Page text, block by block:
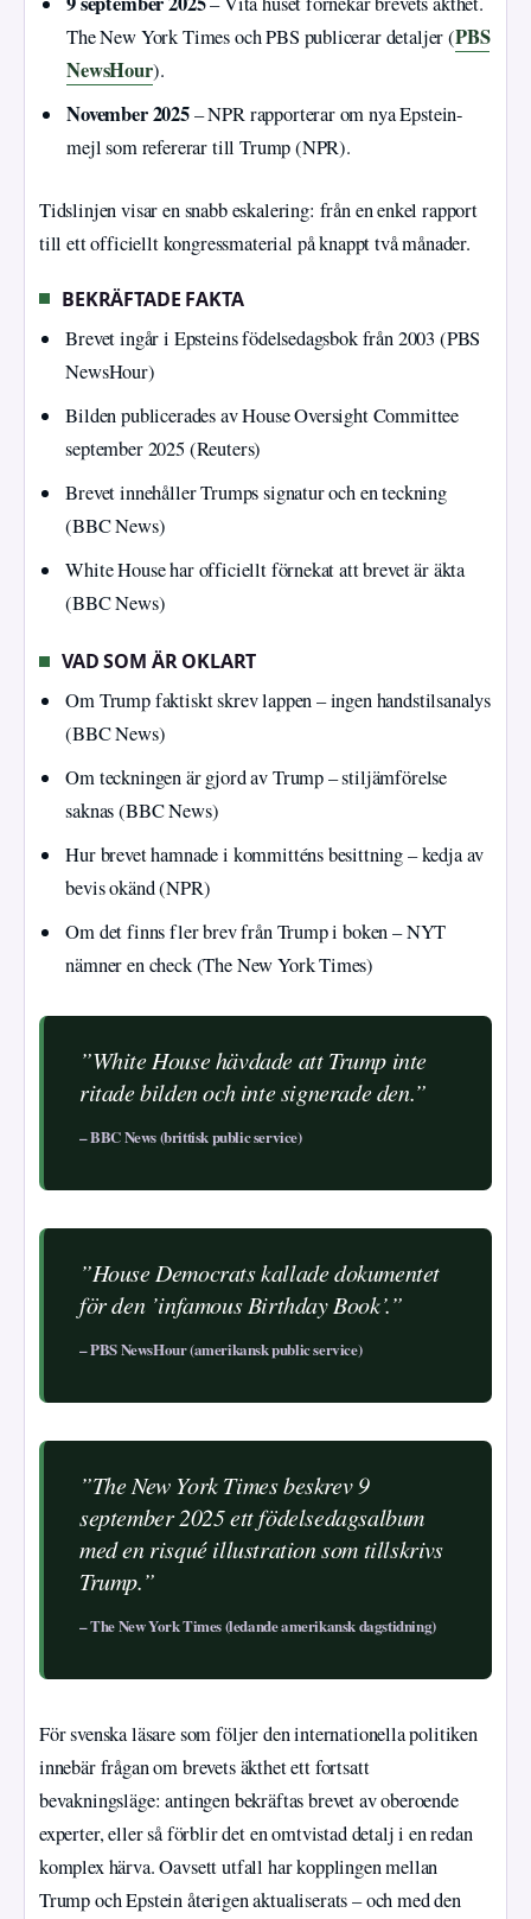
The New York Times och PBS publicerar detaljer (PBS
NewsHour).
November 2025– NPR rapporterar om nya Epstein-
mejl som refererar till Trump (NPR).
Tidslinjen visar en snabb eskalering: från en enkel rapport
till ett officiellt kongressmaterial på knappt två månader.
BEKRÄFTADE FAKTA
Brevet ingår i Epsteins födelsedagsbok från 2003 (PBS
NewsHour)
Bilden publicerades av House Oversight Committee
september 2025 (Reuters)
Brevet innehåller Trumps signatur och en teckning
(BBC News)
White House har officiellt förnekat att brevet är äkta
(BBC News)
VAD SOM ÄR OKLART
Om Trump faktiskt skrev lappen – ingen handstilsanalys
(BBC News)
Om teckningen är gjord av Trump – stiljämförelse
saknas (BBC News)
Hur brevet hamnade i kommitténs besittning – kedja av
bevis okänd (NPR)
Om det finns fler brev från Trump i boken – NYT
nämner en check (The New York Times)
”White House hävdade att Trump inte
ritade bilden och inte signerade den.”
– BBC News (brittisk public service)
”House Democrats kallade dokumentet
för den ’infamous Birthday Book’.”
– PBS NewsHour (amerikansk public service)
”The New York Times beskrev 9
september 2025 ett födelsedagsalbum
med en risqué illustration som tillskrivs
Trump.”
– The New York Times (ledande amerikansk dagstidning)
För svenska läsare som följer den internationella politiken
innebär frågan om brevets äkthet ett fortsatt
bevakningsläge: antingen bekräftas brevet av oberoende
experter, eller så förblir det en omtvistad detalj i en redan
komplex härva. Oavsett utfall har kopplingen mellan
Trump och Epstein återigen aktualiserats – och med den